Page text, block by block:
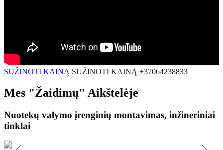
SUŽINOTI KAINĄ SUŽINOTI KAINĄ +37064238833
Mes "Žaidimų" Aikštelėje
Nuotekų valymo įrenginių montavimas, inžineriniai
tinklai